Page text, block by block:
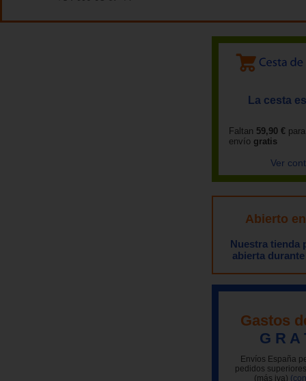
La cesta
Faltan 59,90 €
envío gratis
Ver
Abierto
Nuestra tienda
abierta
Gastos
G R A
Envíos España
pedidos
(más iva)